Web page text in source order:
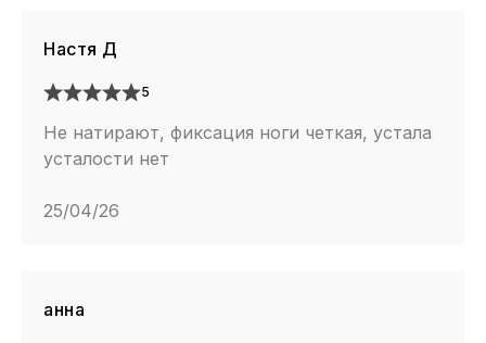
Настя Д
5
Не натирают, фиксация ноги четкая, устала
усталости нет
25/04/26
анна